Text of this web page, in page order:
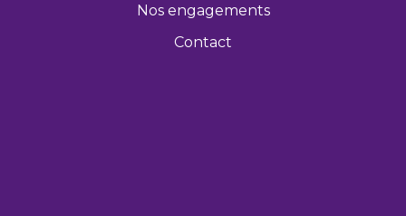
Nos engagements
Contact